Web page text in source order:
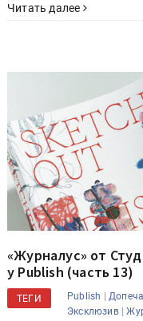
Читать далее
«Журналус» от
у Publish (часть 13)
ТЕГИ Publish |
Эксклюзив|